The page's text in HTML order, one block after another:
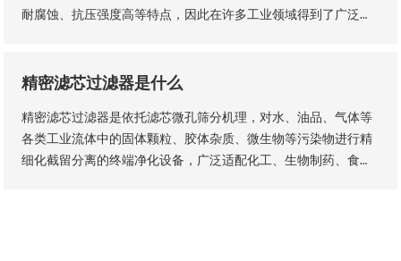
耐腐蚀、抗压强度高等特点，因此在许多工业领域得到了广泛的
精密滤芯过滤器是什么
精密滤芯过滤器是依托滤芯微孔筛分机理，对水、油品、气体等
各类工业流体中的固体颗粒、胶体杂质、微生物等污染物进行精
细化截留分离的终端净化设备，广泛适配化工、生物制药、食品